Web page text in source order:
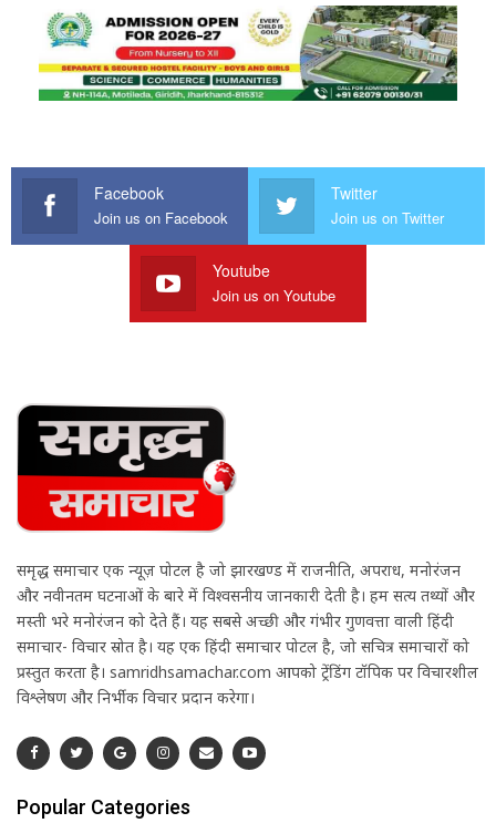
Facebook
Join us on Facebook
Twitter
Join us on Twitter
Youtube
Join us on Youtube
समृद्ध समाचार एक न्यूज़ पोर्टल है जो झारखण्ड में राजनीति, अपराध, मनोरंजन
और नवीनतम घटनाओं के बारे में विश्वसनीय जानकारी देती है। हम सत्य तथ्यों और
मस्ती भरे मनोरंजन को देते हैं। यह सबसे अच्छी और गंभीर गुणवत्ता वाली हिंदी
समाचार- विचार स्रोत है। यह एक हिंदी समाचार पोर्टल है, जो सचित्र समाचारों को
प्रस्तुत करता है। samridhsamachar.com आपको ट्रेंडिंग टॉपिक पर विचारशील
विश्लेषण और निर्भीक विचार प्रदान करेगा।
Popular Categories